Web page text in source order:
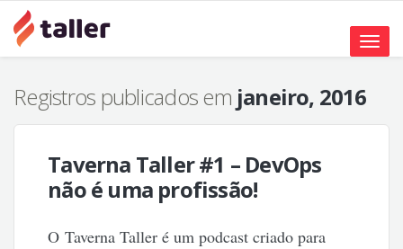
Toggle
Registros publicados em janeiro, 2016
Taverna Taller #1 – DevOps
não é uma profissão!
O Taverna Taller é um podcast criado para